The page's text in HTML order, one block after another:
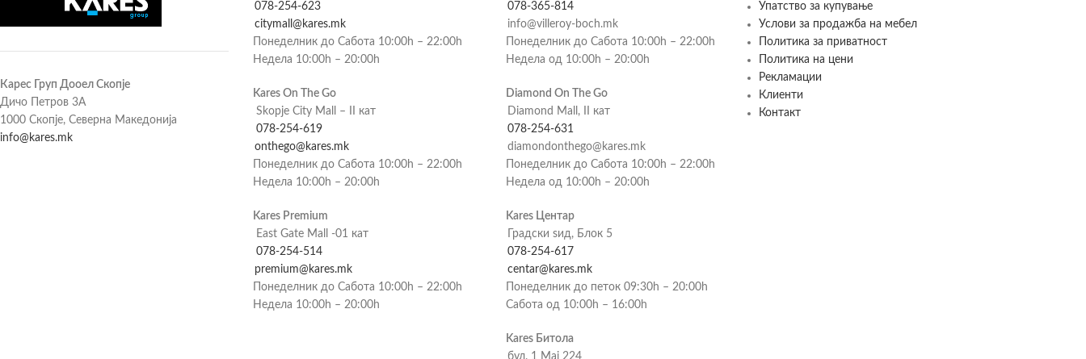
Карес Груп Дооел Скопје
Дичо Петров 3А
1000 Скопје, Северна Македонија
info@kares.mk
078-254-623
citymall@kares.mk
Понеделник до Сабота 10:00h – 22:00h
Недела 10:00h – 20:00h
Kares On The Go
Skopje City Mall – II кат
078-254-619
onthego@kares.mk
Понеделник до Сабота 10:00h – 22:00h
Недела 10:00h – 20:00h
Kares Premium
East Gate Mall -01 кат
078-254-514
premium@kares.mk
Понеделник до Сабота 10:00h – 22:00h
Недела 10:00h – 20:00h
078-365-814
info@villeroy-boch.mk
Понеделник до Сабота 10:00h – 22:00h
Недела од 10:00h – 20:00h
Diamond On The Go
Diamond Mall, II кат
078-254-631
diamondonthego@kares.mk
Понеделник до Сабота 10:00h – 22:00h
Недела од 10:00h – 20:00h
Kares Центар
Градски ѕид, Блок 5
078-254-617
centar@kares.mk
Понеделник до петок 09:30h – 20:00h
Сабота од 10:00h – 16:00h
Kares Битола
бул. 1 Мај 224
Упатство за купување
Услови за продажба на мебел
Политика за приватност
Политика на цени
Рекламации
Клиенти
Контакт